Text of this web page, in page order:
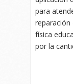
para
reparación
física
por la